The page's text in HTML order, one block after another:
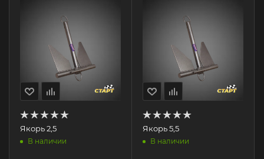
Якорь 2,5
В наличии
Якорь 5,5
В наличии